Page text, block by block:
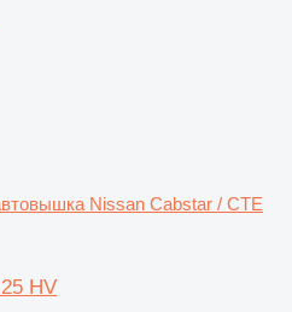
Nissan Cabstar / CTE
HV